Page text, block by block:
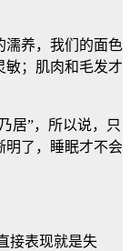
濡养，我们的面色
敏；肌肉和毛发才
居”，所以说，只
明了，睡眠才不会
接表现就是失